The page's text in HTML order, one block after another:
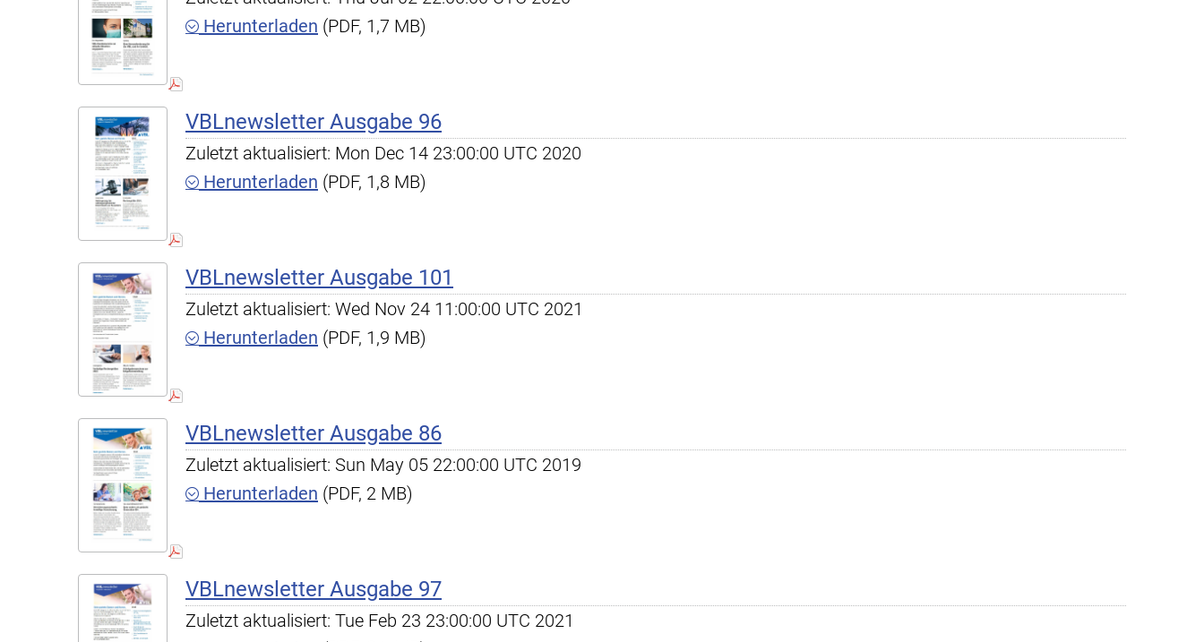
Herunterladen (PDF, 1,7 MB)
VBLnewsletter Ausgabe 96
Zuletzt aktualisiert: Mon Dec 14 23:00:00 UTC 2020
Herunterladen (PDF, 1,8 MB)
VBLnewsletter Ausgabe 101
Zuletzt aktualisiert: Wed Nov 24 11:00:00 UTC 2021
Herunterladen (PDF, 1,9 MB)
VBLnewsletter Ausgabe 86
Zuletzt aktualisiert: Sun May 05 22:00:00 UTC 2019
Herunterladen (PDF, 2 MB)
VBLnewsletter Ausgabe 97
Zuletzt aktualisiert: Tue Feb 23 23:00:00 UTC 2021